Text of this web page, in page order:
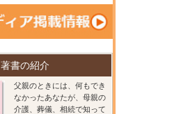
著書の紹介
父親のときには、何もでき
なかったあなたが、母親の
介護、葬儀、相続で知って